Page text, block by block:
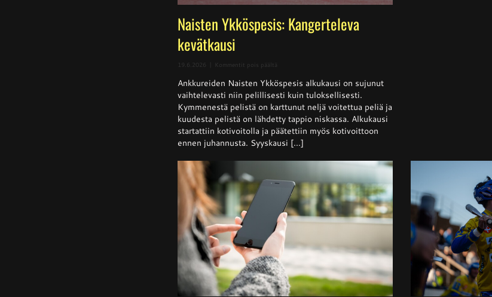
Naisten Ykköspesis: Kangerteleva
kevätkausi
19.6.2026 Kommentit pois päältä
Ykköspesis:
Kangerteleva
kevätkausi
Ankkureiden Naisten Ykköspesis alkukausi on sujunut
vaihtelevasti niin pelillisesti kuin tuloksellisesti.
Kymmenestä pelistä on karttunut neljä voitettua peliä ja
kuudesta pelistä on lähdetty tappio niskassa. Alkukausi
startattiin kotivoitolla ja päätettiin myös kotivoittoon
ennen juhannusta. Syyskausi [...]